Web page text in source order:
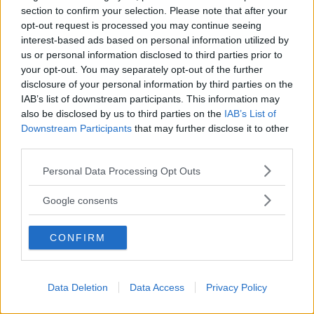
section to confirm your selection. Please note that after your
opt-out request is processed you may continue seeing
interest-based ads based on personal information utilized by
us or personal information disclosed to third parties prior to
your opt-out. You may separately opt-out of the further
disclosure of your personal information by third parties on the
IAB’s list of downstream participants. This information may
also be disclosed by us to third parties on the IAB’s List of
Downstream Participants that may further disclose it to other
Please note that this website/app uses one or more Google
not limited to your visit or usage behaviour. You may click to
use your data for below specified purposes in below Google
consent section.
Personal Data Processing Opt Outs
Google consents
CONFIRM
Data Deletion Data Access Privacy Policy
Läs Frias efterträdare!
Syreär Sveriges enda gröna dagstidning som
finns både digitalt och i tryck.
lätt blir. Själv föredrar jag oftast när det är brokigare.
Men det fanns något där, ett hopp om en möjlig värld
som vi tar med oss och även om vi har våra
invändningar så landar vi ändå i en tacksamhet för den
parallella verklighet vi fått träda in i.
samhällsdetox som ger kraft att ändra sina egna
hjulspår. Att leva i det gemensamma skapandet av
festivalen gav mig ett hopp om människors förmåga
att samarbeta. Att möta så många människor som lever
utanför samhällets mest givna ramar gav den viktiga
liv på. En får välja sitt. Det var lite som att komma